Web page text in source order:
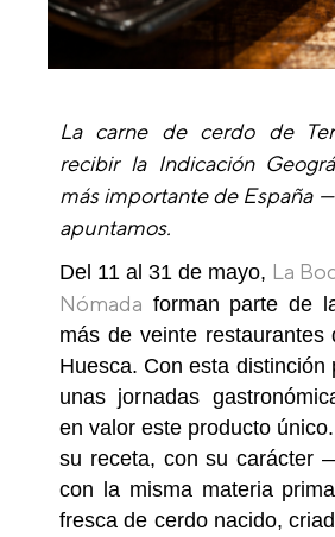
La carne de cerdo de
recibir la Indicación
más importante de España
apuntamos.
Del 11 al 31 de mayo, La
Nómada forman parte de
más de veinte restaurantes
Huesca. Con esta distinción
unas jornadas
en valor este producto
su receta, con su carácter
con la misma materia
fresca de cerdo nacido,